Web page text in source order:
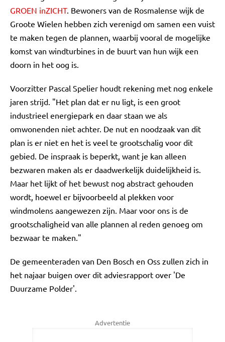
GROEN inZICHT. Bewoners van de Rosmalense wijk de
Groote Wielen hebben zich verenigd om samen een vuist
te maken tegen de plannen, waarbij vooral de mogelijke
komst van windturbines in de buurt van hun wijk een
doorn in het oog is.
Voorzitter Pascal Spelier houdt rekening met nog enkele
jaren strijd. "Het plan dat er nu ligt, is een groot
industrieel energiepark en daar staan we als
omwonenden niet achter. De nut en noodzaak van dit
plan is er niet en het is veel te grootschalig voor dit
gebied. De inspraak is beperkt, want je kan alleen
bezwaren maken als er daadwerkelijk duidelijkheid is.
Maar het lijkt of het bewust nog abstract gehouden
wordt, hoewel er bijvoorbeeld al plekken voor
windmolens aangewezen zijn. Maar voor ons is de
grootschaligheid van alle plannen al reden genoeg om
bezwaar te maken."
De gemeenteraden van Den Bosch en Oss zullen zich in
het najaar buigen over dit adviesrapport over 'De
Duurzame Polder'.
Advertentie